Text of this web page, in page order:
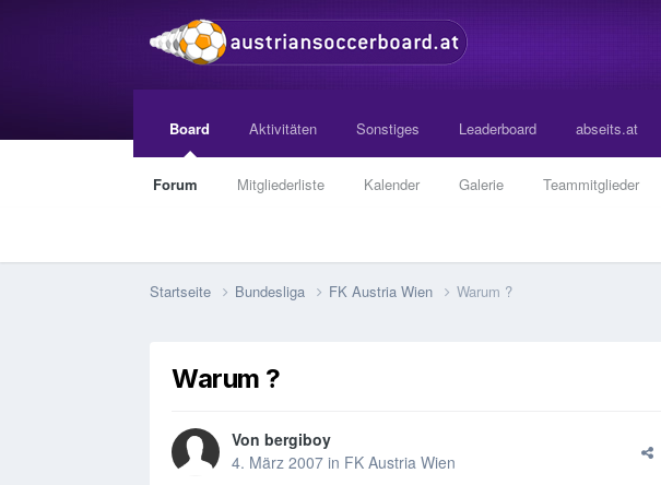
Board
Forum Mitgliederliste Kalender Galerie Teammitglieder
Aktivitäten Sonstiges Leaderboard abseits.at
Startseite Bundesliga FK Austria Wien Warum ?
Warum ?
Von bergiboy
4. März 2007 in FK Austria Wien